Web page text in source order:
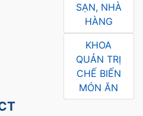
SẠN, NHÀ
HÀNG
KHOA
QUẢN TRỊ
CHẾ BIẾN
MÓN ĂN